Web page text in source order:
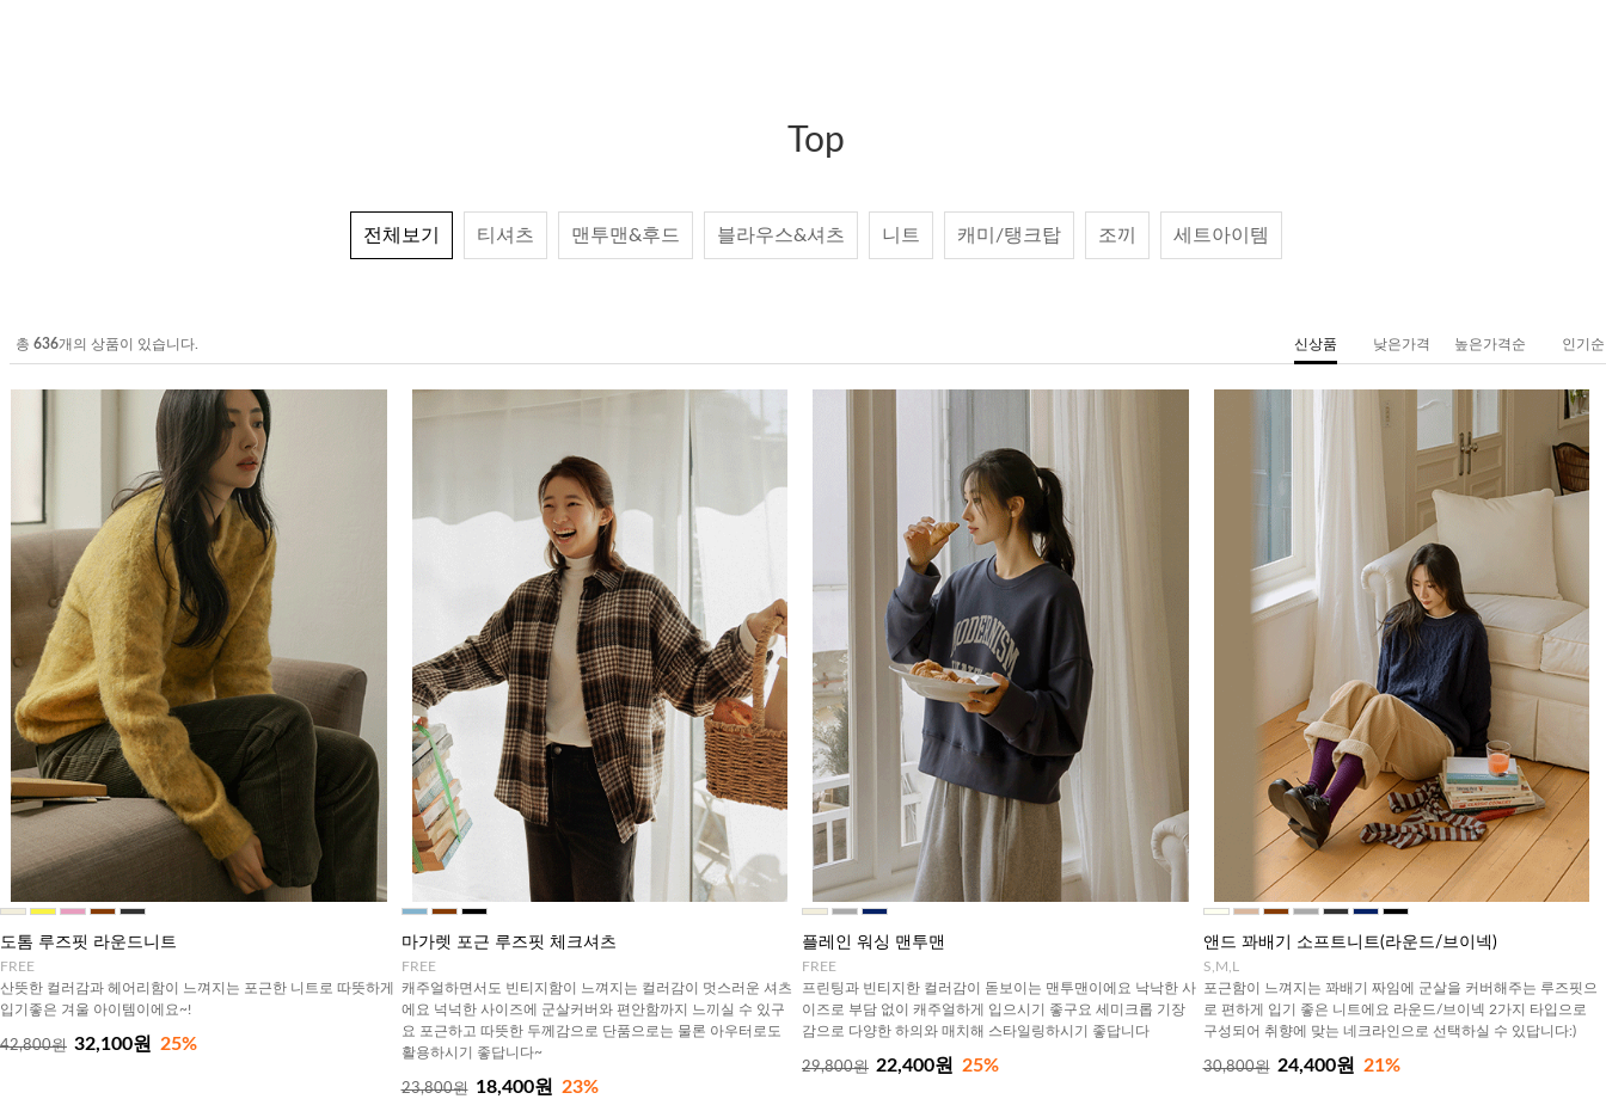
Top
전체보기 티셔츠 맨투맨&후드 블라우스&셔츠 니트 캐미/탱크탑 조끼 세트아이템
총 636개의 상품이 있습니다. 신상품 낮은가격 높은가격순 인기순
도톰 루즈핏 라운드니트
FREE
산뜻한 컬러감과 헤어리함이 느껴지는 포근한 니트로 따뜻하게
입기좋은 겨울 아이템이에요~!
42,800원 32,100원 25%
마가렛 포근 루즈핏 체크셔츠
FREE
캐주얼하면서도 빈티지함이 느껴지는 컬러감이 멋스러운 셔츠
에요 넉넉한 사이즈에 군살커버와 편안함까지 느끼실 수 있구
요 포근하고 따뜻한 두께감으로 단품으로는 물론 아우터로도
활용하시기 좋답니다~
23,800원 18,400원 23%
플레인 워싱 맨투맨
FREE
프린팅과 빈티지한 컬러감이 돋보이는 맨투맨이에요 낙낙한 사
이즈로 부담 없이 캐주얼하게 입으시기 좋구요 세미크롭 기장
감으로 다양한 하의와 매치해 스타일링하시기 좋답니다
29,800원 22,400원 25%
앤드 꽈배기 소프트니트(라운드/브이넥)
S,M,L
포근함이 느껴지는 꽈배기 짜임에 군살을 커버해주는 루즈핏으
로 편하게 입기 좋은 니트에요 라운드/브이넥 2가지 타입으로
구성되어 취향에 맞는 네크라인으로 선택하실 수 있답니다:)
30,800원 24,400원 21%